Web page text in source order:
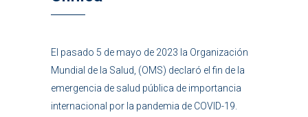
El pasado 5 de mayo de 2023 la Organización
Mundial de la Salud, (OMS) declaró el fin de la
emergencia de salud pública de importancia
internacional por la pandemia de COVID-19.